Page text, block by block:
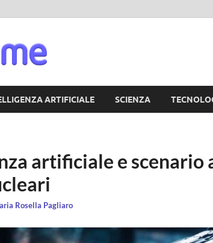
ARTIFICIALE SCIENZA
artificiale e scenario
Rosella Pagliaro